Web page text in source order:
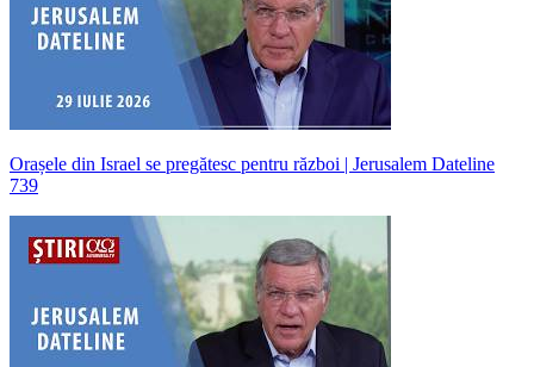
Orașele din Israel se pregătesc pentru război | Jerusalem Dateline
739